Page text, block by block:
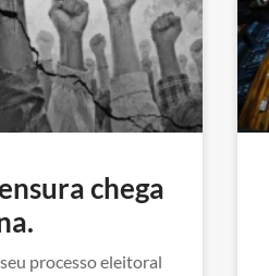
chega
processo eleitoral